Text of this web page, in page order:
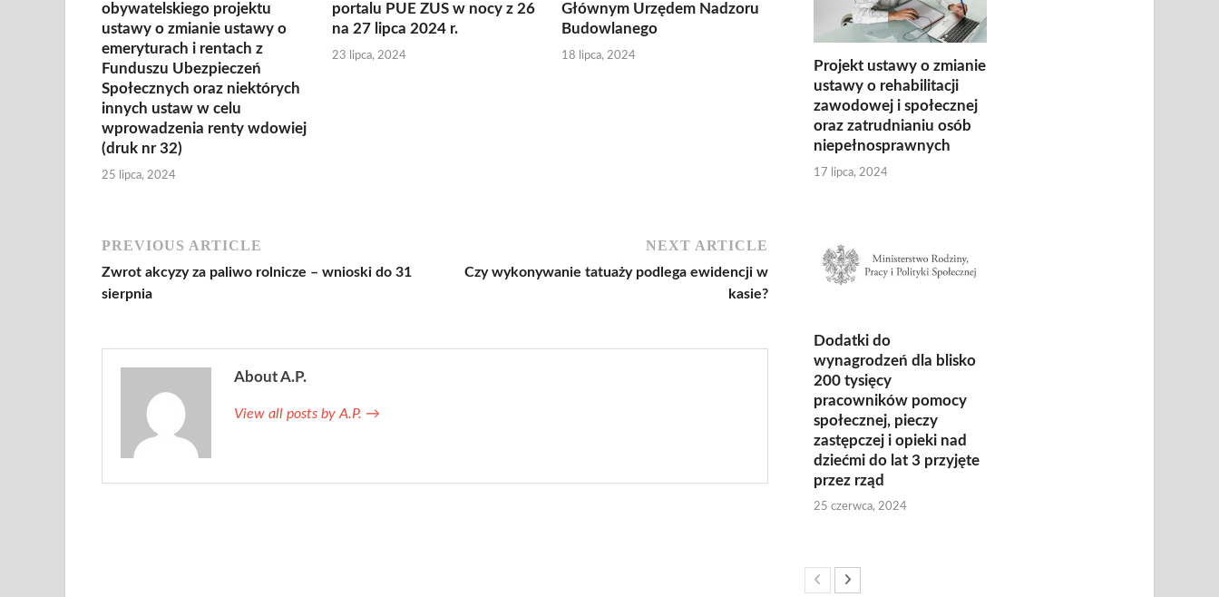
obywatelskiego projektu
ustawy o zmianie ustawy o
emeryturach i rentach z
Funduszu Ubezpieczeń
Społecznych oraz niektórych
innych ustaw w celu
wprowadzenia renty wdowiej
(druk nr 32)
25 lipca, 2024
portalu PUE ZUS w nocy z 26
na 27 lipca 2024 r.
23 lipca, 2024
Głównym Urzędem Nadzoru
Budowlanego
18 lipca, 2024
PREVIOUS ARTICLE
Zwrot akcyzy za paliwo rolnicze – wnioski do 31
sierpnia
NEXT ARTICLE
Czy wykonywanie tatuaży podlega ewidencji w
kasie?
About A.P.
View all posts by A.P. →
Projekt ustawy o zmianie
ustawy o rehabilitacji
zawodowej i społecznej
oraz zatrudnianiu osób
niepełnosprawnych
17 lipca, 2024
Dodatki do
wynagrodzeń dla blisko
200 tysięcy
pracowników pomocy
społecznej, pieczy
zastępczej i opieki nad
dziećmi do lat 3 przyjęte
przez rząd
25 czerwca, 2024